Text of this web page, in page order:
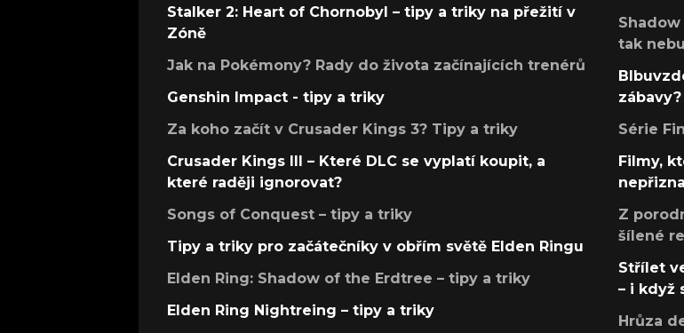
Stalker 2: Heart of Chornobyl – tipy a triky na přežití v
Zóně
Jak na Pokémony? Rady do života začínajících trenérů
Genshin Impact - tipy a triky
Za koho začít v Crusader Kings 3? Tipy a triky
Crusader Kings III – Které DLC se vyplatí koupit, a
které raději ignorovat?
Songs of Conquest – tipy a triky
Tipy a triky pro začátečníky v obřím světě Elden Ringu
Elden Ring: Shadow of the Erdtree – tipy a triky
Elden Ring Nightreing – tipy a triky
tak
zábavy?
Série
Filmy,
Z
šílené
Střílet
– i když
Hrůza